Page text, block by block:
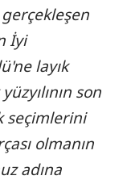
İyi
layık
son
seçimlerini
olmanın
adına